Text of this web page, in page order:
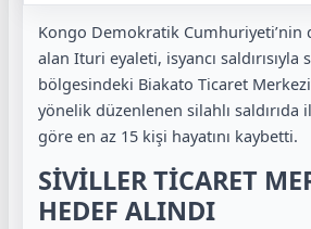
Kongo Demokratik Cumhuriyeti’nin
alan Ituri eyaleti, isyancı saldırısıyla
bölgesindeki Biakato Ticaret
yönelik düzenlenen silahlı
göre en az 15 kişi hayatını kaybetti.
SİVİLLER TİCARET
HEDEF ALINDI